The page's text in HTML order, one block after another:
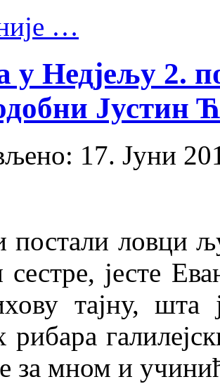
…
у Недјељу 2.
Јустин
17. Јуни
постали ловци
јесте
тајну, шта
рибара
за мном и